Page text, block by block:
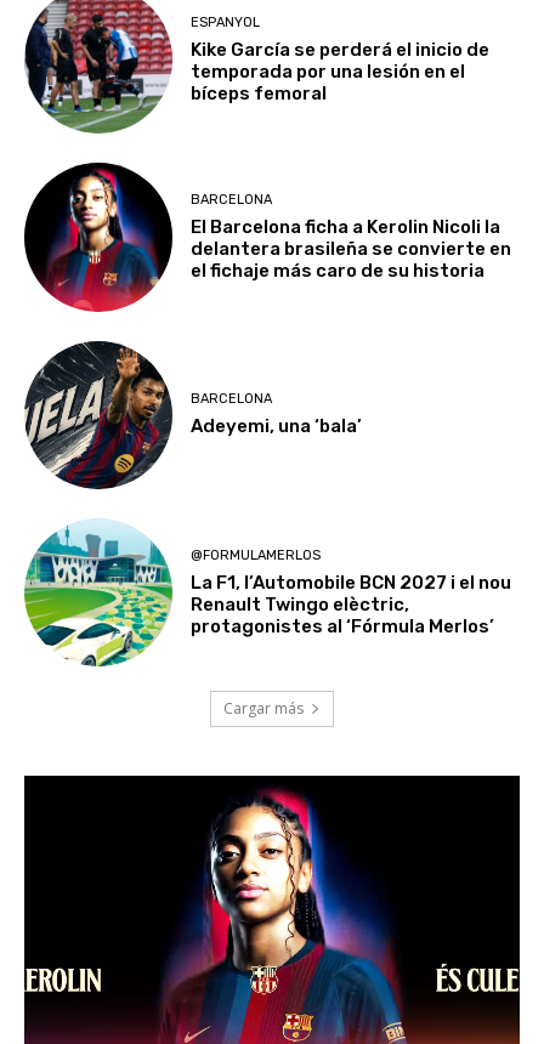
ESPANYOL
Kike García se perderá el inicio de
temporada por una lesión en el
bíceps femoral
BARCELONA
El Barcelona ficha a Kerolin Nicoli la
delantera brasileña se convierte en
el fichaje más caro de su historia
BARCELONA
Adeyemi, una ‘bala’
@FORMULAMERLOS
La F1, l’Automobile BCN 2027 i el nou
Renault Twingo elèctric,
protagonistes al ‘Fórmula Merlos’
Cargar más